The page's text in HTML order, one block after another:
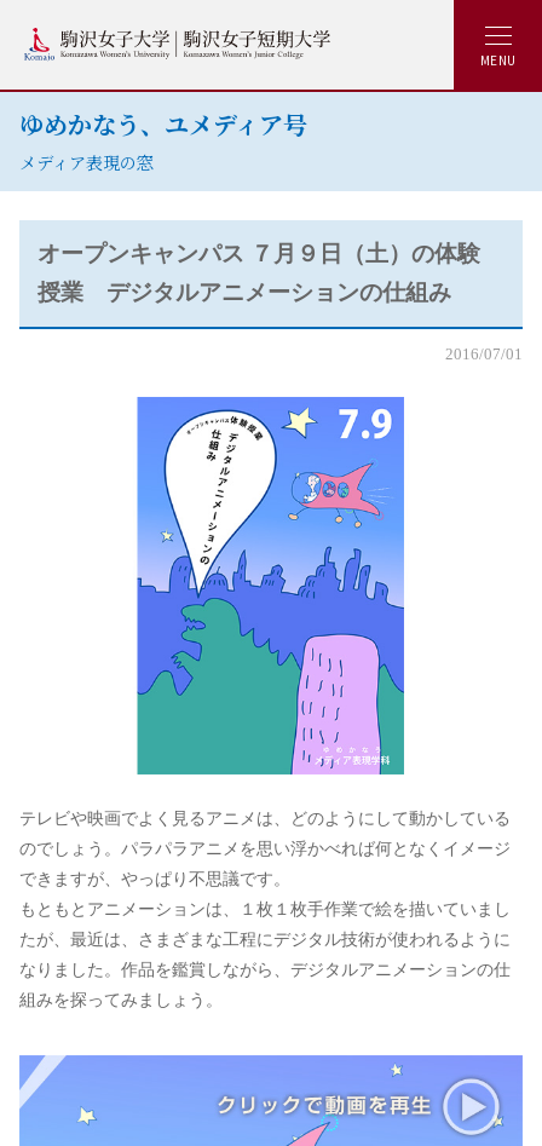
MENU
ゆめかなう、ユメディア号
メディア表現の窓
オープンキャンパス ７月９日（土）の体験
授業 デジタルアニメーションの仕組み
2016/07/01
テレビや映画でよく見るアニメは、どのようにして動かしている
のでしょう。パラパラアニメを思い浮かべれば何となくイメージ
できますが、やっぱり不思議です。
もともとアニメーションは、１枚１枚手作業で絵を描いていまし
たが、最近は、さまざまな工程にデジタル技術が使われるように
なりました。作品を鑑賞しながら、デジタルアニメーションの仕
組みを探ってみましょう。